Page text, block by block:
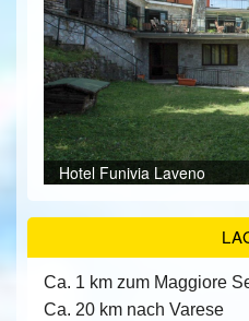
ÜBER UNS
KONTAKT/ANFRAGE
FEEDBACKS
Hotel Funivia Laveno
Ca. 1 km zum Maggiore
Ca. 20 km nach Varese